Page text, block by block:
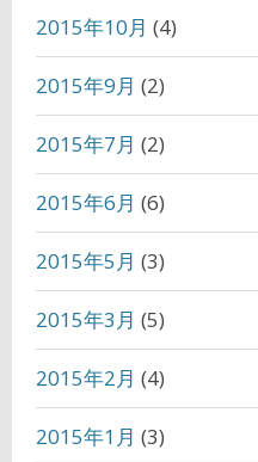
2015年10月 (4)
2015年9月 (2)
2015年7月 (2)
2015年6月 (6)
2015年5月 (3)
2015年3月 (5)
2015年2月 (4)
2015年1月 (3)